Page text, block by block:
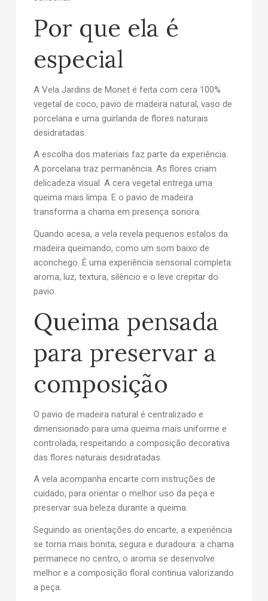
Por que ela é
especial
A Vela Jardins de Monet é feita com cera 100%
vegetal de coco, pavio de madeira natural, vaso de
porcelana e uma guirlanda de flores naturais
desidratadas
A escolha dos materiais faz parte da experiência.
A porcelana traz permanência. As flores criam
delicadeza visual. A cera vegetal entrega uma
queima mais limpa. E o pavio de madeira
transforma a chama em presença sonora.
Quando acesa, a vela revela pequenos estalos da
madeira queimando, como um som baixo de
aconchego. É uma experiência sensorial completa:
aroma, luz, textura, silêncio e o leve crepitar do
pavio.
Queima pensada
para preservar a
composição
O pavio de madeira natural é centralizado e
dimensionado para uma queima mais uniforme e
controlada, respeitando a composição decorativa
das flores naturais desidratadas.
A vela acompanha encarte com instruções de
cuidado, para orientar o melhor uso da peça e
preservar sua beleza durante a queima.
Seguindo as orientações do encarte, a experiência
se torna mais bonita, segura e duradoura: a chama
permanece no centro, o aroma se desenvolve
melhor e a composição floral continua valorizando
a peça.